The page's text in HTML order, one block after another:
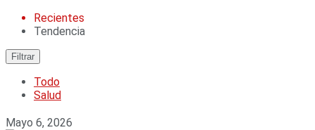
Recientes
Tendencia
Filtrar
Todo
Salud
Mayo 6, 2026